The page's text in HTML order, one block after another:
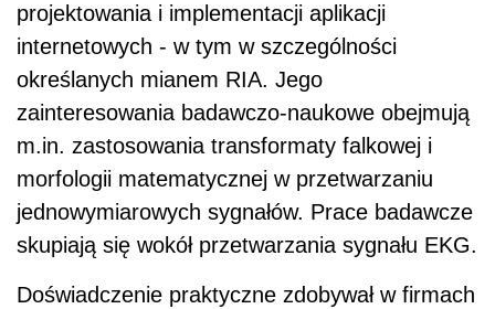
projektowania i implementacji aplikacji
internetowych - w tym w szczególności
określanych mianem RIA. Jego
zainteresowania badawczo-naukowe obejmują
m.in. zastosowania transformaty falkowej i
morfologii matematycznej w przetwarzaniu
jednowymiarowych sygnałów. Prace badawcze
skupiają się wokół przetwarzania sygnału EKG.
Doświadczenie praktyczne zdobywał w firmach